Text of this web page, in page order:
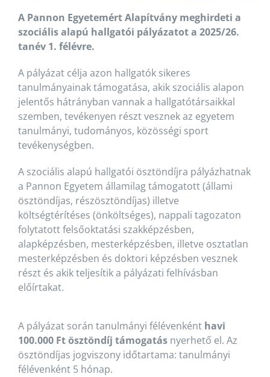
A Pannon Egyetemért Alapítvány meghirdeti a
szociális alapú hallgatói pályázatot a 2025/26.
tanév 1. félévre.
A pályázat célja azon hallgatók sikeres
tanulmányainak támogatása, akik szociális alapon
jelentős hátrányban vannak a hallgatótársaikkal
szemben, tevékenyen részt vesznek az egyetem
tanulmányi, tudományos, közösségi sport
tevékenységben.
A szociális alapú hallgatói ösztöndíjra pályázhatnak
a Pannon Egyetem államilag támogatott (állami
ösztöndíjas, részösztöndíjas) illetve
költségtérítéses (önköltséges), nappali tagozaton
folytatott felsőoktatási szakképzésben,
alapképzésben, mesterképzésben, illetve osztatlan
mesterképzésben és doktori képzésben vesznek
részt és akik teljesítik a pályázati felhívásban
előírtakat.
A pályázat során tanulmányi félévenként havi
100.000 Ft ösztöndíj támogatásnyerhető el. Az
ösztöndíjas jogviszony időtartama: tanulmányi
félévenként 5 hónap.